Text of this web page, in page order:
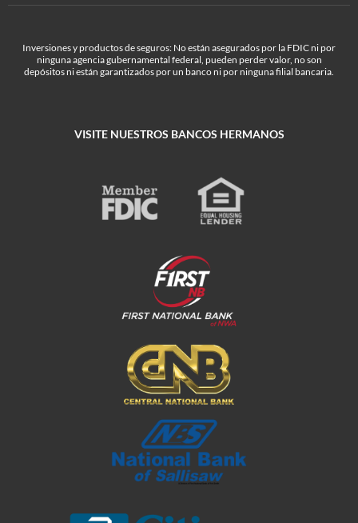
Inversiones y productos de seguros: No están asegurados por la FDIC ni por
ninguna agencia gubernamental federal, pueden perder valor, no son
depósitos ni están garantizados por un banco ni por ninguna filial bancaria.
VISITE NUESTROS BANCOS HERMANOS